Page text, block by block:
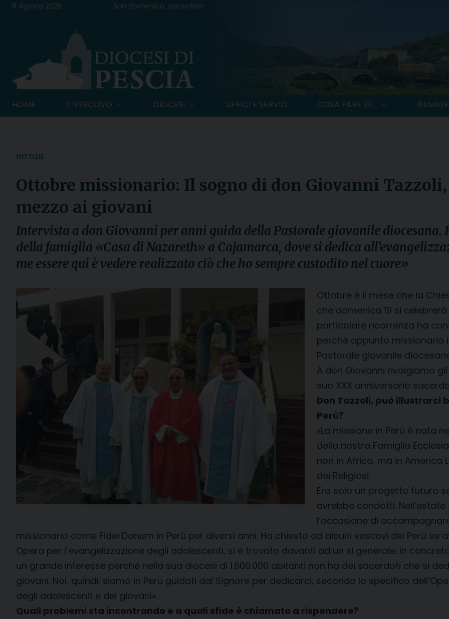
Skip8 Agosto 2026 San Domenico, sacerdote
HOME IL VESCOVO DIOCESI UFFICI E SERVIZI COSA FARE SE... 8XMILLE
NOTIZIE
Ottobre missionario: Il sogno di don Giovanni
mezzo ai giovani
Intervista a don Giovanni per anni guida della Pastorale giovanile diocesana.
della famiglia «Casa di Nazareth» a Cajamarca, dove si dedica
me essere qui è vedere realizzato ciò che ho sempre custodito nel cuore»
Ottobre è il mese che la
che domenica 19 si
particolare ricorrenza ha
perchè appunto missionario
Pastorale giovanile
A don Giovanni rivolgiamo
suo XXX anniversario
Don Tazzoli, può illustrarci
Perù?
«La missione in Perù è nata
della nostra Famiglia
non in Africa, ma in America
dei Religiosi.
Era solo un progetto futuro
avrebbe condotti.
l’occasione di
missionario come Fidei Donum in Perù per diversi anni. Ha chiesto ad alcuni vescovi del Perù
Opera per l’evangelizzazione degli adolescenti, si è trovato davanti ad un si generale. In
un grande interesse perché nella sua diocesi di 1.600.000 abitanti non ha dei sacerdoti che si
giovani. Noi, quindi, siamo in Perù guidati dal Signore per dedicarci, secondo lo specifico
degli adolescenti e dei giovani».
Quali problemi sta incontrando e a quali sfide è chiamato a rispondere?